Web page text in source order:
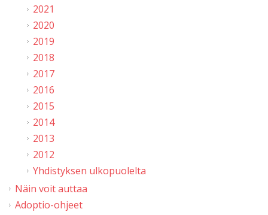
2021
2020
2019
2018
2017
2016
2015
2014
2013
2012
Yhdistyksen ulkopuolelta
Näin voit auttaa
Adoptio-ohjeet